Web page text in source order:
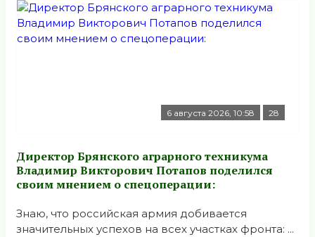
6 августа 2026, 10:58 28
Директор Брянского аграрного техникума
Владимир Викторович Потапов поделился
своим мнением о спецоперации:
Знаю, что российская армия добивается
значительных успехов на всех участках фронта: ...